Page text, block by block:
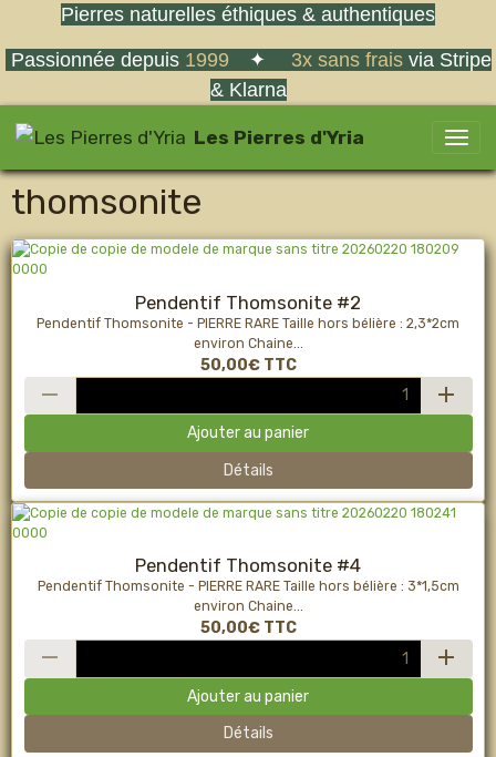
Pierres naturelles éthiques & authentiques
Passionnée depuis 1999 ✦ 3x sans fraisvia Stripe
& Klarna
Les Pierres d'Yria
thomsonite
Pendentif Thomsonite #2
Pendentif Thomsonite - PIERRE RARE Taille hors bélière : 2,3*2cm
environ Chaine...
50,00€ TTC
Ajouter au panier
Détails
Pendentif Thomsonite #4
Pendentif Thomsonite - PIERRE RARE Taille hors bélière : 3*1,5cm
environ Chaine...
50,00€ TTC
Ajouter au panier
Détails